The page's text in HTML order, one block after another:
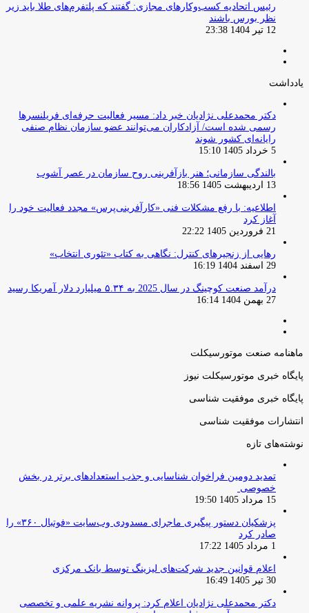
‏رئیس اتحادیه کسب‌وکارهای مجازی: گفتند که پلتفرم‌های طلا باید زیر
نظر بورس باشند
12 تیر 1404 23:38
یادداشت
دکتر محمدعلی نژادیان خبر داد: مسیر فعالیت حرفه‌ای فریلنسرها
رسمی شده است/ آزادکاران می‌توانند عضو سازمان نظام صنفی
رایانه‌ای کشور شوند
5 خرداد 1405 15:10
بالندگی سازمانی؛ هنر بازآفرینی روح سازمان در عصر آشوب
13 اردیبهشت 1405 18:56
اطلاعیه: با رفع مشکلات فنی «کارآفرینی‌پرس» مجدد فعالیت خود را
آغاز کرد
21 فروردین 1405 22:22
رهایی از زنجیرهای کنترل: نگاهی به کتاب «تئوری انتخاب»
29 اسفند 1404 16:19
درآمد صنعت کوچینگ در سال 2025 به ۵.۳۴ میلیارد دلار آمریکا رسید
27 بهمن 1404 16:14
ماهنامه صنعت موتورسیکلت
پایگاه خبری موتورسیکلت نیوز
پایگاه خبری موفقیت شناسی
انتشارات موفقیت شناسی
نوشته‌های تازه
تمدید دومین فراخوان شناسایی و جذب استعدادهای برتر در بخش
خصوصی
15 مرداد 1405 19:50
پزشکیان دستور پیگیری ماجرای مسدودی وب‌سایت «فوتبال ۳۶۰» را
صادر کرد
1 مرداد 1405 17:22
اعلام قوانین جدید شرکت‌های لیزینگ توسط بانک مرکزی
30 تیر 1405 16:49
دکتر محمدعلی نژادیان اعلام کرد: پروانه نشریه علمی و تخصصی